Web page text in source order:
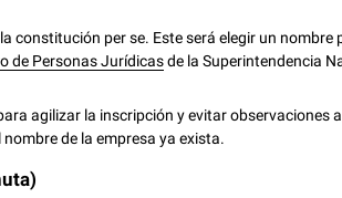
constitución per se. Este será elegir un nombre
de Personas Jurídicasde la Superintendencia
agilizar la inscripción y evitar observaciones
de la empresa ya exista.